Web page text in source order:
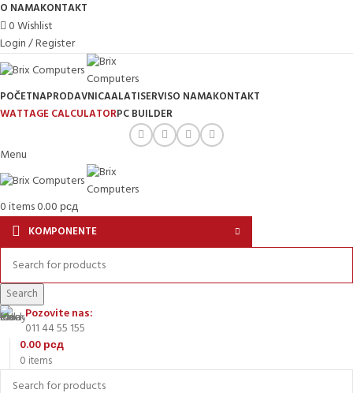
O NAMAKONTAKT
0Wishlist
Login / Register
POČETNAPRODAVNICAALATISERVISO NAMAKONTAKT
WATTAGE CALCULATORPC BUILDER
Menu
0items0.00 рсд
KOMPONENTE
Search
Pozovite nas:
011 44 55 155
0 items
0.00рсд